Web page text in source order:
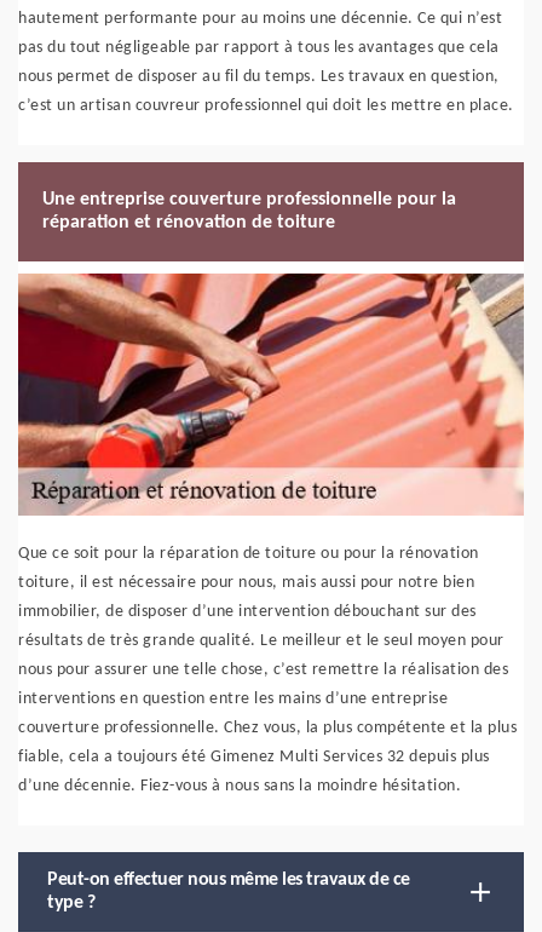
hautement performante pour au moins une décennie. Ce qui n’est
pas du tout négligeable par rapport à tous les avantages que cela
nous permet de disposer au fil du temps. Les travaux en question,
c’est un artisan couvreur professionnel qui doit les mettre en place.
Une entreprise couverture professionnelle pour la
réparation et rénovation de toiture
Que ce soit pour la réparation de toiture ou pour la rénovation
toiture, il est nécessaire pour nous, mais aussi pour notre bien
immobilier, de disposer d’une intervention débouchant sur des
résultats de très grande qualité. Le meilleur et le seul moyen pour
nous pour assurer une telle chose, c’est remettre la réalisation des
interventions en question entre les mains d’une entreprise
couverture professionnelle. Chez vous, la plus compétente et la plus
fiable, cela a toujours été Gimenez Multi Services 32 depuis plus
d’une décennie. Fiez-vous à nous sans la moindre hésitation.
Peut-on effectuer nous même les travaux de ce
type ?